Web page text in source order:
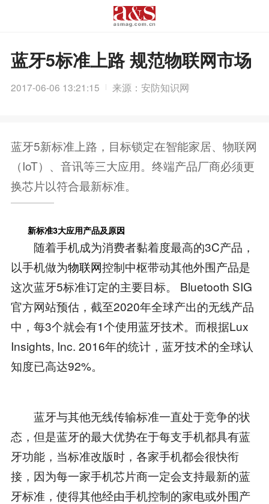
蓝牙5标准上路 规范物联网市场
2017-06-06 13:21:15 来源：安防知识网
蓝牙5新标准上路，目标锁定在智能家居、物联网
（IoT）、音讯等三大应用。终端产品厂商必须更
换芯片以符合最新标准。
新标准3大应用产品及原因
随着手机成为消费者黏着度最高的3C产品，
以手机做为物联网控制中枢带动其他外围产品是
这次蓝牙5标准订定的主要目标。 Bluetooth SIG
官方网站预估，截至2020年全球产出的无线产品
中，每3个就会有1个使用蓝牙技术。而根据Lux
Insights, Inc. 2016年的统计，蓝牙技术的全球认
知度已高达92%。
蓝牙与其他无线传输标准一直处于竞争的状
态，但是蓝牙的最大优势在于每支手机都具有蓝
牙功能，当标准改版时，各家手机都会很快衔
接，因为每一家手机芯片商一定会支持最新的蓝
牙标准，使得其他经由手机控制的家电或外围产